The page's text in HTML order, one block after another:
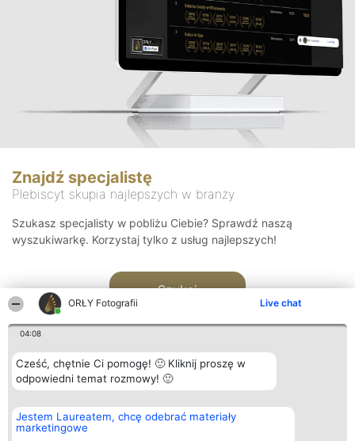
ORŁY Fotografii Live chat
04:08
Cześć, chętnie Ci pomogę! 🙂 Kliknij proszę w
odpowiedni temat rozmowy! 🙂
Jestem Laureatem, chcę odebrać materiały
marketingowe
Znajdź specjalistę
Plebiscyt skupia najlepszych w branży
Szukasz specjalisty w pobliżu Ciebie? Sprawdź naszą
wyszukiwarkę. Korzystaj tylko z usług najlepszych!
Szukaj
Organizator plebiscytu
Bright Side Solutions sp. z o.
o. sp. k.
Plebiscyt
Laureaci
Kontakt
Kontakt